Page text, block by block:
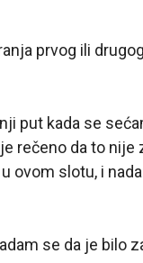
prvog ili
put kada se
rečeno da to
ovom slotu, i
se da je bilo